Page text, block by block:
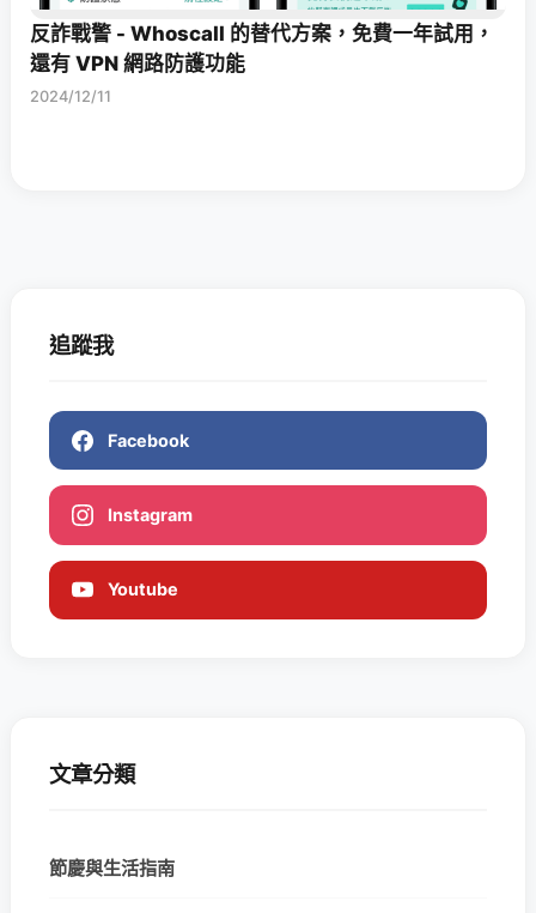
反詐戰警 - Whoscall 的替代方案，免費一年試用，
還有 VPN 網路防護功能
2024/12/11
追蹤我
Facebook
Instagram
Youtube
文章分類
節慶與生活指南